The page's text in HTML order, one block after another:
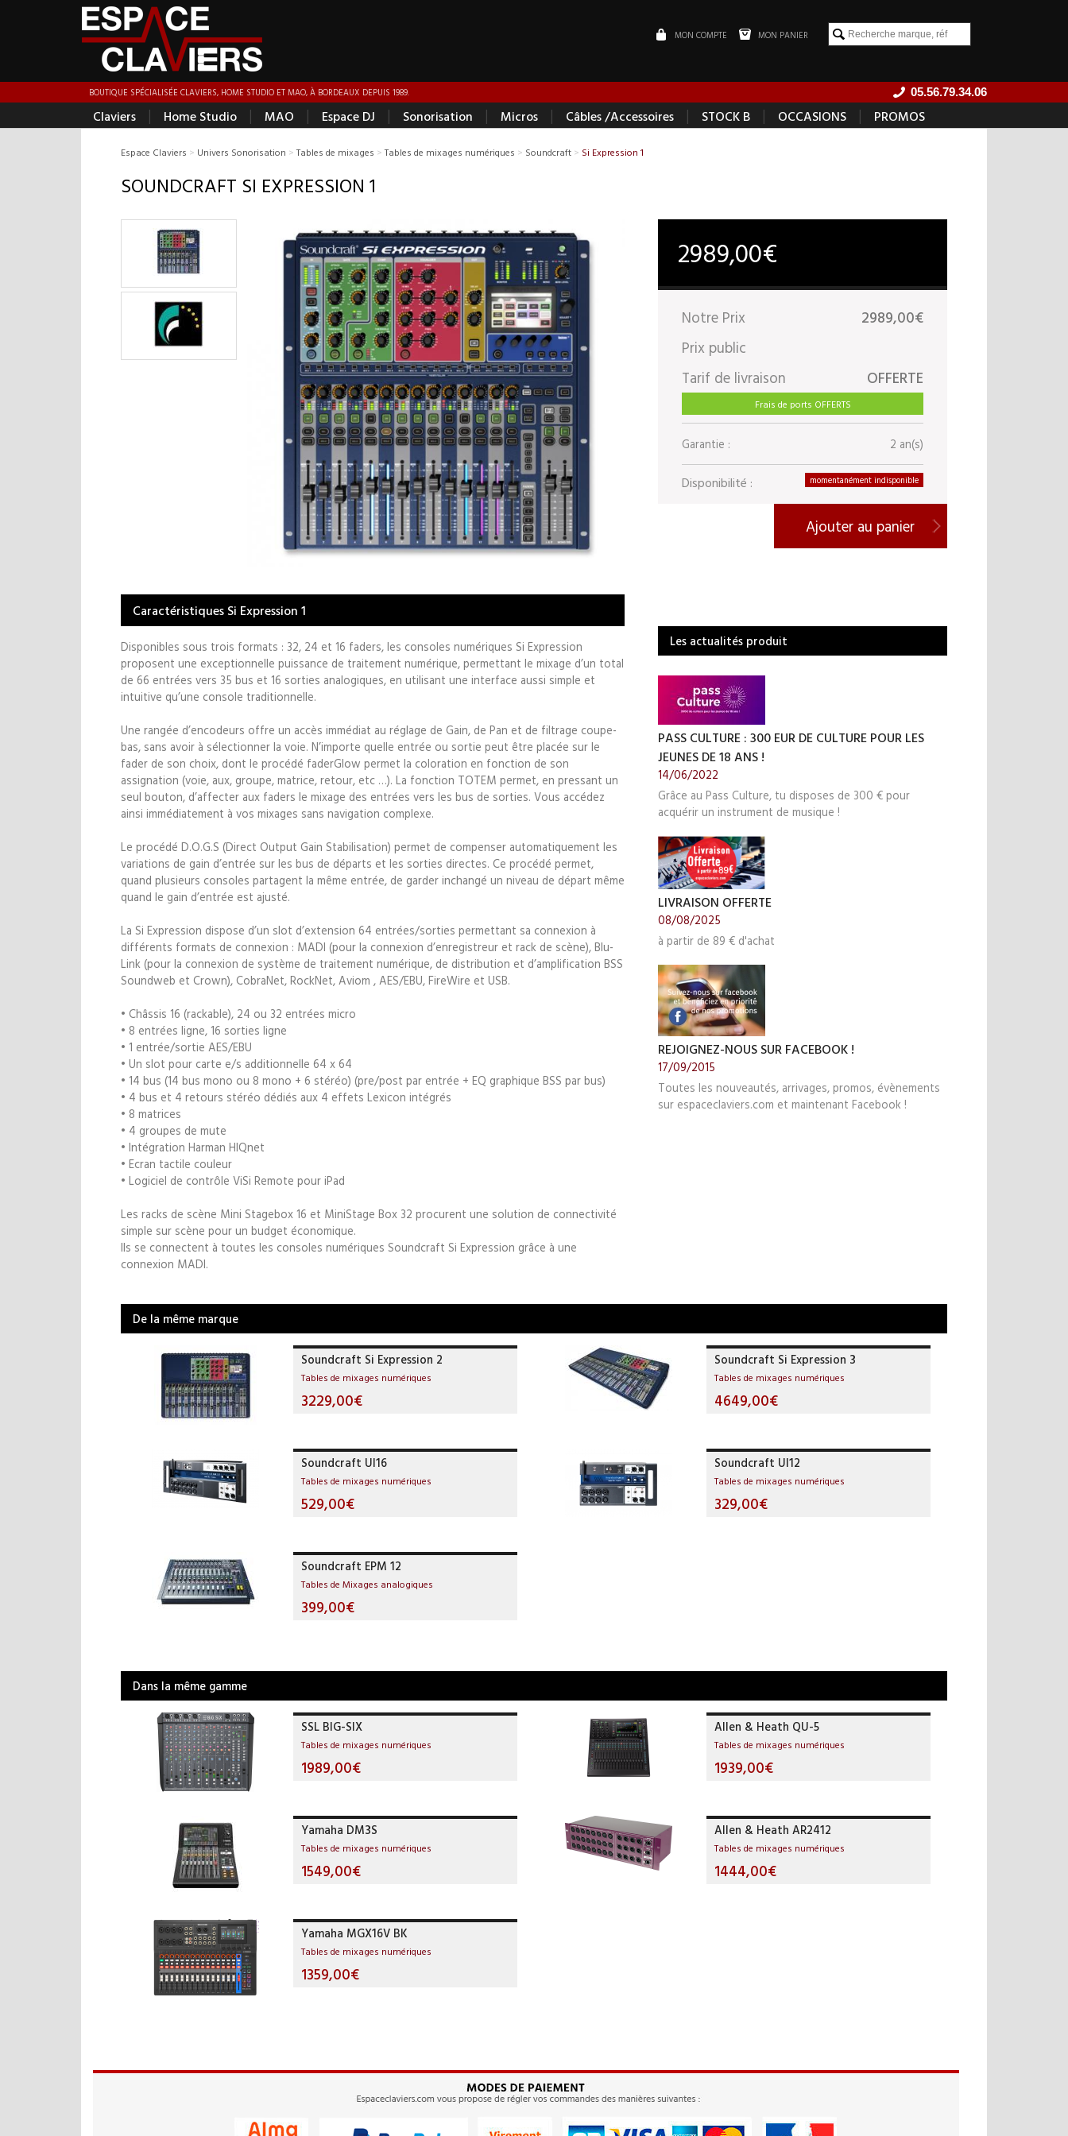
MON PANIER
MON COMPTE
05.56.79.34.06
BOUTIQUE SPÉCIALISÉE CLAVIERS, HOME STUDIO ET MAO, À BORDEAUX DEPUIS 1989.
Claviers | Home Studio | MAO | Espace DJ | Sonorisation | Micros | Câbles /Accessoires | STOCK B | OCCASIONS | PROMOS
Espace Claviers > Univers Sonorisation >Tables de mixages >Tables de mixages numériques > Soundcraft > Si Expression 1
SOUNDCRAFT SI EXPRESSION 1
2989,00€
Notre Prix
2989,00€
Prix public
Tarif de livraison
OFFERTE
Frais de ports OFFERTS
Garantie : 2 an(s)
Disponibilité : momentanément indisponible
Ajouter au panier
Les actualités produit
PASS CULTURE : 300 EUR DE CULTURE POUR LES
JEUNES DE 18 ANS !
14/06/2022
Grâce au Pass Culture, tu disposes de 300 € pour
acquérir un instrument de musique !
LIVRAISON OFFERTE
08/08/2025
à partir de 89 € d'achat
REJOIGNEZ-NOUS SUR FACEBOOK !
17/09/2015
Toutes les nouveautés, arrivages, promos, évènements
sur espaceclaviers.com et maintenant Facebook !
Caractéristiques Si Expression 1
Disponibles sous trois formats : 32, 24 et 16 faders, les consoles numériques Si Expression
proposent une exceptionnelle puissance de traitement numérique, permettant le mixage d’un total
de 66 entrées vers 35 bus et 16 sorties analogiques, en utilisant une interface aussi simple et
intuitive qu’une console traditionnelle.
Une rangée d’encodeurs offre un accès immédiat au réglage de Gain, de Pan et de filtrage coupe-
bas, sans avoir à sélectionner la voie. N’importe quelle entrée ou sortie peut être placée sur le
fader de son choix, dont le procédé faderGlow permet la coloration en fonction de son
assignation (voie, aux, groupe, matrice, retour, etc …). La fonction TOTEM permet, en pressant un
seul bouton, d’affecter aux faders le mixage des entrées vers les bus de sorties. Vous accédez
ainsi immédiatement à vos mixages sans navigation complexe.
Le procédé D.O.G.S (Direct Output Gain Stabilisation) permet de compenser automatiquement les
variations de gain d’entrée sur les bus de départs et les sorties directes. Ce procédé permet,
quand plusieurs consoles partagent la même entrée, de garder inchangé un niveau de départ même
quand le gain d’entrée est ajusté.
La Si Expression dispose d’un slot d’extension 64 entrées/sorties permettant sa connexion à
différents formats de connexion : MADI (pour la connexion d’enregistreur et rack de scène), Blu-
Link (pour la connexion de système de traitement numérique, de distribution et d’amplification BSS
Soundweb et Crown), CobraNet, RockNet, Aviom , AES/EBU, FireWire et USB.
• Châssis 16 (rackable), 24 ou 32 entrées micro
• 8 entrées ligne, 16 sorties ligne
• 1 entrée/sortie AES/EBU
• Un slot pour carte e/s additionnelle 64 x 64
• 14 bus (14 bus mono ou 8 mono + 6 stéréo) (pre/post par entrée + EQ graphique BSS par bus)
• 4 bus et 4 retours stéréo dédiés aux 4 effets Lexicon intégrés
• 8 matrices
• 4 groupes de mute
• Intégration Harman HIQnet
• Ecran tactile couleur
• Logiciel de contrôle ViSi Remote pour iPad
Les racks de scène Mini Stagebox 16 et MiniStage Box 32 procurent une solution de connectivité
simple sur scène pour un budget économique.
Ils se connectent à toutes les consoles numériques Soundcraft Si Expression grâce à une
connexion MADI.
De la même marque
Soundcraft Si Expression 2
Tables de mixages numériques
3229,00€
Soundcraft Si Expression 3
Tables de mixages numériques
4649,00€
Soundcraft UI16
Tables de mixages numériques
529,00€
Soundcraft UI12
Tables de mixages numériques
329,00€
Soundcraft EPM 12
Tables de Mixages analogiques
399,00€
Dans la même gamme
SSL BIG-SIX
Tables de mixages numériques
1989,00€
Allen & Heath QU-5
Tables de mixages numériques
1939,00€
Yamaha DM3S
Tables de mixages numériques
1549,00€
Allen & Heath AR2412
Tables de mixages numériques
1444,00€
Yamaha MGX16V BK
Tables de mixages numériques
1359,00€